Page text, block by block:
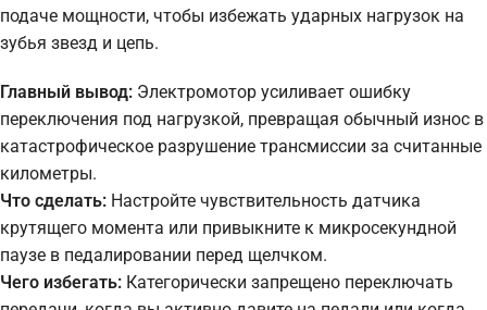
подаче мощности, чтобы избежать ударных нагрузок на
зубья звезд и цепь.
Главный вывод: Электромотор усиливает ошибку
переключения под нагрузкой, превращая обычный износ в
катастрофическое разрушение трансмиссии за считанные
километры.
Что сделать: Настройте чувствительность датчика
крутящего момента или привыкните к микросекундной
паузе в педалировании перед щелчком.
Чего избегать: Категорически запрещено переключать